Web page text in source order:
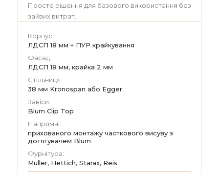
Просте рішення для базового використання без
зайвих витрат.
Корпус:
ЛДСП 18 мм + ПУР крайкування
Фасад:
ЛДСП 18 мм, крайка 2 мм
Стільниця:
38 мм Kronospan або Egger
Завіси:
Blum Clip Top
Напрямні:
прихованого монтажу часткового висуву з
дотягувачем Blum
Фурнітура:
Muller, Hettich, Starax, Reis